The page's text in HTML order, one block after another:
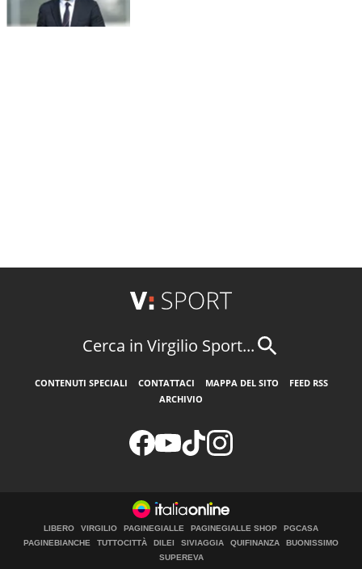
Cerca in Virgilio Sport...
CONTENUTI SPECIALI CONTATTACI MAPPA DEL SITO
FEED RSS
ARCHIVIO
LIBERO VIRGILIO PAGINEGIALLE PAGINEGIALLE SHOP
PGCASA
PAGINEBIANCHE
TUTTOCITTÀ DILEI SIVIAGGIA QUIFINANZA
BUONISSIMO
SUPEREVA